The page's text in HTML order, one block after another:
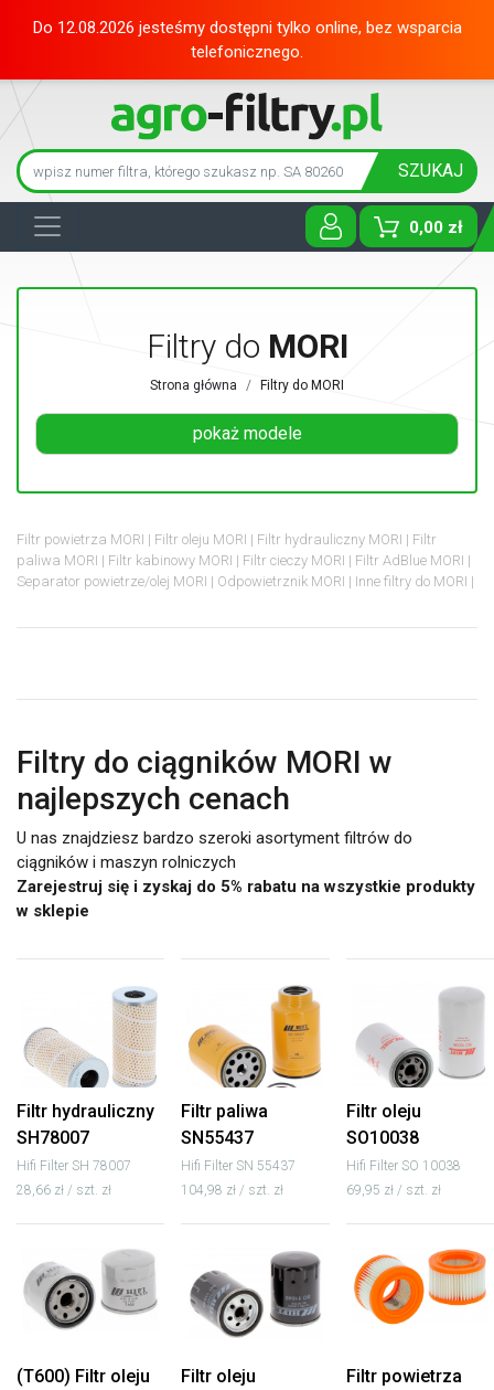
Do 12.08.2026 jesteśmy dostępni tylko online, bez wsparcia
telefonicznego.
SZUKAJ
0,00 zł
Toggle
Filtry do MORI
Strona główna Filtry do MORI
pokaż modele
Filtr powietrza MORI Filtr oleju MORI Filtr hydrauliczny MORI
Filtr
paliwa MORI
Filtr kabinowy MORI Filtr cieczy MORI
Filtr AdBlue MORI
Separator powietrze/olej MORI
Odpowietrznik MORI Inne filtry do MORI
Filtry do ciągników MORI w
najlepszych cenach
U nas znajdziesz bardzo szeroki asortyment filtrów do
ciągników i maszyn rolniczych
Zarejestruj się i zyskaj do 5% rabatu na wszystkie produkty
w sklepie
Filtr hydrauliczny
SH78007
Hifi Filter SH 78007
28,66 zł / szt. zł
Filtr paliwa
SN55437
Hifi Filter SN 55437
104,98 zł / szt. zł
Filtr oleju
SO10038
Hifi Filter SO 10038
69,95 zł / szt. zł
(T600) Filtr oleju
Filtr oleju
Filtr powietrza